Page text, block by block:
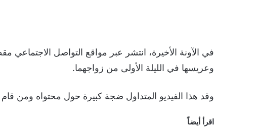
وعريسها في الليلة الأولى من زواجهما.
وقد هذا الفيديو المتداول ضجة كبيرة حول محتواه ومن
اقرأ أيضاً